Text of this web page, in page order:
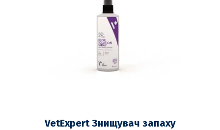
VetExpert Знищувач запаху